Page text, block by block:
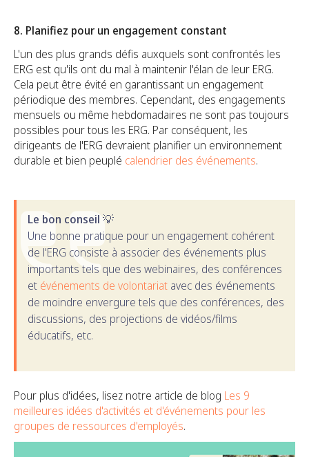
8. Planifiez pour un engagement constant
L'un des plus grands défis auxquels sont confrontés les
ERG est qu'ils ont du mal à maintenir l'élan de leur ERG.
Cela peut être évité en garantissant un engagement
périodique des membres. Cependant, des engagements
mensuels ou même hebdomadaires ne sont pas toujours
possibles pour tous les ERG. Par conséquent, les
dirigeants de l'ERG devraient planifier un environnement
durable et bien peuplé calendrier des événements.
Le bon conseil 💡
Une bonne pratique pour un engagement cohérent
de l'ERG consiste à associer des événements plus
importants tels que des webinaires, des conférences
et événements de volontariat avec des événements
de moindre envergure tels que des conférences, des
discussions, des projections de vidéos/films
éducatifs, etc.
Pour plus d'idées, lisez notre article de blog Les 9
meilleures idées d'activités et d'événements pour les
groupes de ressources d'employés.